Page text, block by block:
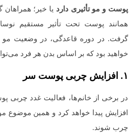
پوست و مو تأثیری دارد یا خیر؛ همراهان
همانند پوست تحت تأثیر مستقیم
گرفت. در دوره قاعدگی، در وضعیت مو
خواهید بود که بر اساس بدن هر فرد
۱. افزایش چربی پوست سر
در برخی از خانم‌ها، فعالیت غدد چربی
افزایش پیدا خواهد کرد و همین موضوع
چرب شوند.